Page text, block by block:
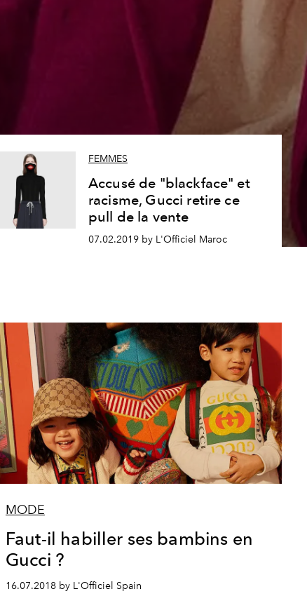
FEMMES
Accusé de "blackface" et
racisme, Gucci retire ce
pull de la vente
07.02.2019 by L'Officiel Maroc
MODE
Faut-il habiller ses bambins en
Gucci ?
16.07.2018 by L'Officiel Spain